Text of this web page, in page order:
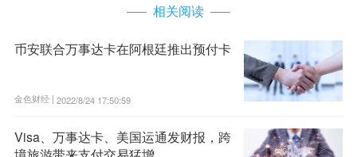
相关阅读
币安联合万事达卡在阿根廷推出预付卡
金色财经 | 2022/8/24 17:50:59
Visa、万事达卡、美国运通发财报，跨